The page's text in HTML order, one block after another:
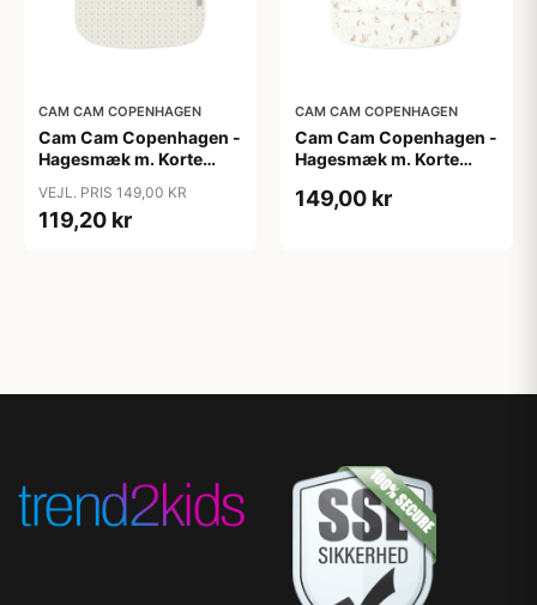
CAM CAM COPENHAGEN
Cam Cam Copenhagen -
Hagesmæk m. Korte
VEJL. PRIS 149,00 KR
119,20 kr
CAM CAM COPENHAGEN
Cam Cam Copenhagen -
Hagesmæk m. Korte
149,00 kr